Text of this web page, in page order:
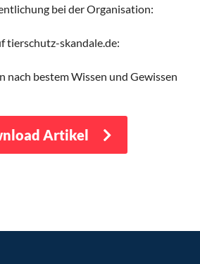
bei der Organisation:
tierschutz-skandale.de:
nach bestem Wissen und Gewissen
Artikel